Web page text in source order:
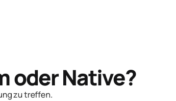
oder Native?
zu treffen.